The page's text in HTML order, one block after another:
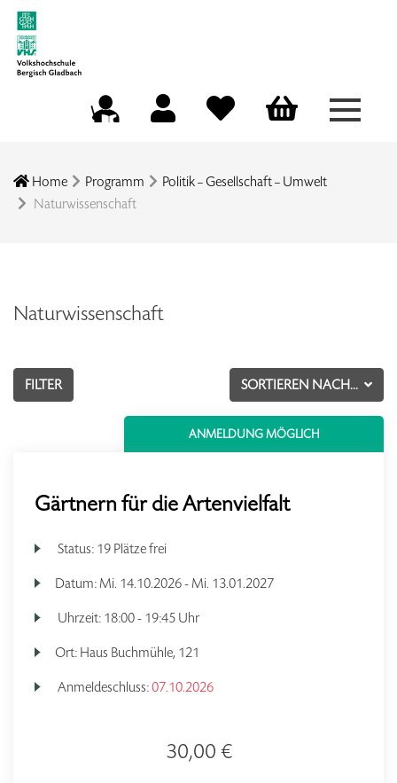
Menü
Home Programm
Politik – Gesellschaft – Umwelt
Naturwissenschaft
Naturwissenschaft
SORTIEREN NACH...
FILTER
ANMELDUNG MÖGLICH
Gärtnern für die Artenvielfalt
Status: 19 Plätze frei
Datum: Mi. 14.10.2026 - Mi. 13.01.2027
Uhrzeit: 18:00 - 19:45 Uhr
Ort: Haus Buchmühle, 121
Anmeldeschluss:07.10.2026
30,00 €